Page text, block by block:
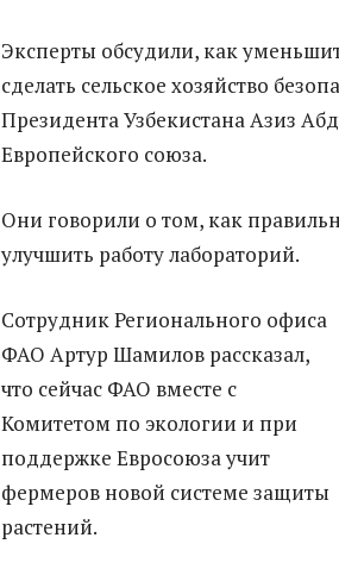
Эксперты обсудили, как
сделать сельское хозяйство
Президента Узбекистана Азиз
Европейского союза.
Они говорили о том, как
улучшить работу лабораторий.
Сотрудник Регионального офиса
ФАО Артур Шамилов рассказал,
что сейчас ФАО вместе с
Комитетом по экологии и при
поддержке Евросоюза учит
фермеров новой системе защиты
растений.